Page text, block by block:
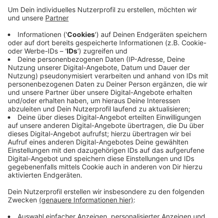
Von den insgesamt 12.695 Betroffenen sind gut 9.430
erwerbsfähig und der Rest Kinder. Darüber hinaus
konnten zuletzt 165 Langzeitarbeitslose in eine
sozialversicherungspflichtige Arbeit vermittelt
werden. Weitere 73 arbeiten in einem Minijob. Damit
liegt die Zahl der Vermittlungen in etwa auf
Vorjahresniveau, heißt es aus dem Klever Kreishaus.
Anzeige